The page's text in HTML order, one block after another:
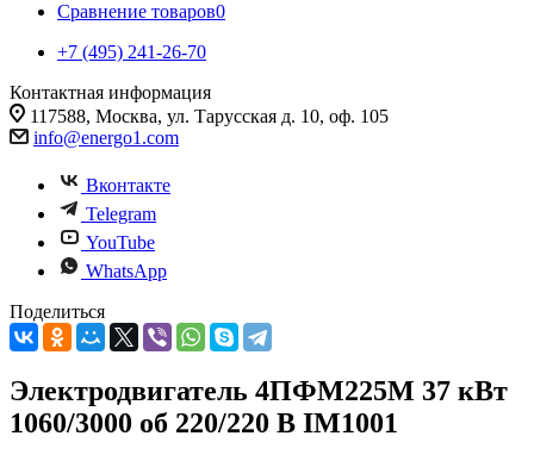
Сравнение товаров0
+7 (495) 241-26-70
Контактная информация
117588, Москва, ул. Тарусская д. 10, оф. 105
info@energo1.com
Вконтакте
Telegram
YouTube
WhatsApp
Поделиться
Электродвигатель 4ПФМ225М 37 кВт
1060/3000 об 220/220 В IM1001